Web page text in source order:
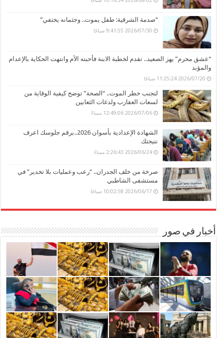
“صدمة الشرقية: طفل يموت.. وجثمانه يختفي”
2026/07/30 9:41:55 صباحًا
“عشق محرم” يهز الصعيد.. تقدم لخطبة الابنة فأحبته الأم وانتهت الحكاية بالإعدام
والمؤبد
2026/07/20 11:25:24 صباحًا
لتجنب خطر الموت.. “الصحة” توضح كيفية الوقاية من
لسعات العقارب ولدغات الثعابين
2026/07/06 12:49:06 مساءً
الشهادة الإعدادية بأسوان 2026..برقم جلوسك اعرف
نتيجتك
2026/06/24 2:26:43 مساءً
صرخة من خلف الجدران.. “رعب وعمليات بلا تخدير” في
مستشفى الشاطبي
2026/06/17 10:02:58 صباحًا
أخبار في صور